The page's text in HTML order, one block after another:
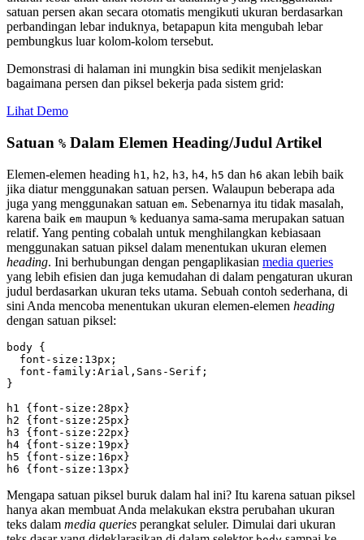
satuan persen akan secara otomatis mengikuti ukuran berdasarkan
perbandingan lebar induknya, betapapun kita mengubah lebar
pembungkus luar kolom-kolom tersebut.
Demonstrasi di halaman ini mungkin bisa sedikit menjelaskan
bagaimana persen dan piksel bekerja pada sistem grid:
Lihat Demo
Satuan % Dalam Elemen Heading/Judul Artikel
Elemen-elemen heading h1 , h2, h3, h4, h5 dan h6 akan lebih baik
jika diatur menggunakan satuan persen. Walaupun beberapa ada
juga yang menggunakan satuan em. Sebenarnya itu tidak masalah,
karena baik em maupun % keduanya sama-sama merupakan satuan
relatif. Yang penting cobalah untuk menghilangkan kebiasaan
menggunakan satuan piksel dalam menentukan ukuran elemen
heading. Ini berhubungan dengan pengaplikasian media queries
yang lebih efisien dan juga kemudahan di dalam pengaturan ukuran
judul berdasarkan ukuran teks utama. Sebuah contoh sederhana, di
sini Anda mencoba menentukan ukuran elemen-elemen heading
dengan satuan piksel:
body {
  font-size:13px;
  font-family:Arial,Sans-Serif;
}
h1 {font-size:28px}
h2 {font-size:25px}
h3 {font-size:22px}
h4 {font-size:19px}
h5 {font-size:16px}
h6 {font-size:13px}
Mengapa satuan piksel buruk dalam hal ini? Itu karena satuan piksel
hanya akan membuat Anda melakukan ekstra perubahan ukuran
teks dalam media queries perangkat seluler. Dimulai dari ukuran